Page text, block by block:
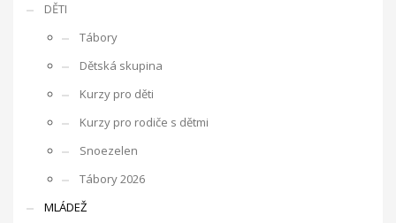
DĚTI
Tábory
Dětská skupina
Kurzy pro děti
Kurzy pro rodiče s dětmi
Snoezelen
Tábory 2026
MLÁDEŽ